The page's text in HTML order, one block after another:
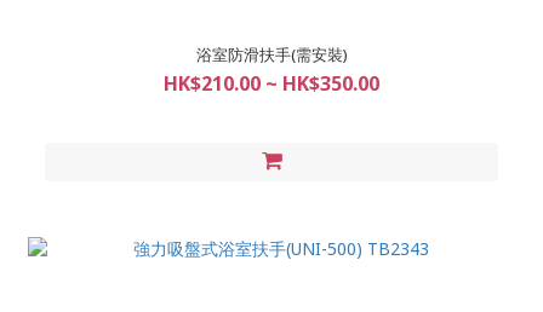
浴室防滑扶手(需安裝)
HK$210.00 ~ HK$350.00